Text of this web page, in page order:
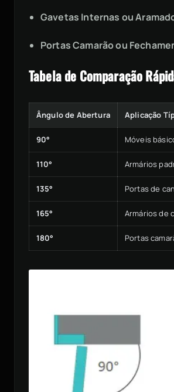
Gavetas Internas ou
Portas Camarão ou
Tabela de Comparação
Ângulo de Abertura Aplicação
90° Móveis
110° Armários
135° Portas de
165° Armários de
180° Portas